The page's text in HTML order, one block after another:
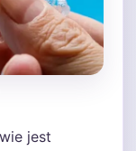
jest